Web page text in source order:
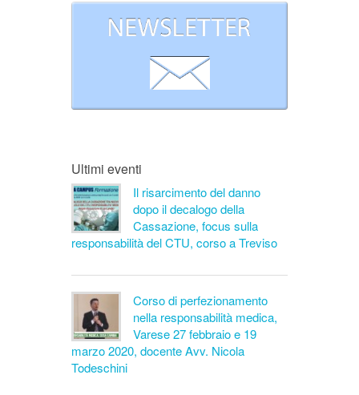
Ultimi eventi
Il risarcimento del danno
dopo il decalogo della
Cassazione, focus sulla
responsabilità del CTU, corso a Treviso
Corso di perfezionamento
nella responsabilità medica,
Varese 27 febbraio e 19
marzo 2020, docente Avv. Nicola
Todeschini